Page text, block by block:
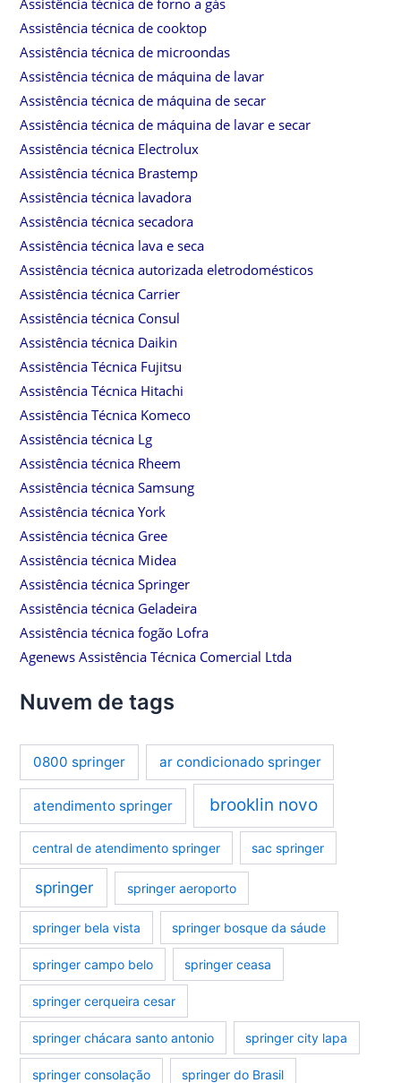
Assistência técnica de cooktop
Assistência técnica de microondas
Assistência técnica de máquina de lavar
Assistência técnica de máquina de secar
Assistência técnica de máquina de lavar e secar
Assistência técnica Electrolux
Assistência técnica Brastemp
Assistência técnica lavadora
Assistência técnica secadora
Assistência técnica lava e seca
Assistência técnica autorizada eletrodomésticos
Assistência técnica Carrier
Assistência técnica Consul
Assistência técnica Daikin
Assistência Técnica Fujitsu
Assistência Técnica Hitachi
Assistência Técnica Komeco
Assistência técnica Lg
Assistência técnica Rheem
Assistência técnica Samsung
Assistência técnica York
Assistência técnica Gree
Assistência técnica Midea
Assistência técnica Springer
Assistência técnica Geladeira
Assistência técnica fogão Lofra
Agenews Assistência Técnica Comercial Ltda
Nuvem de tags
0800 springer ar condicionado springer
atendimento springer brooklin novo
central de atendimento springer sac springer
springer springer aeroporto
springer bela vista springer bosque da sáude
springer campo belo springer ceasa
springer cerqueira cesar
springer chácara santo antonio springer city lapa
springer consolação springer do Brasil